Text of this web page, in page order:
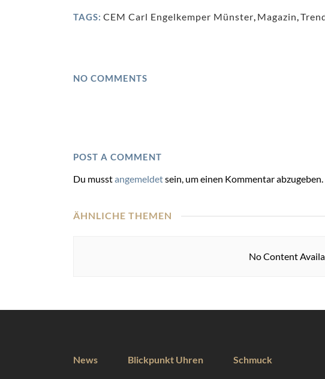
TAGS: CEM Carl Engelkemper Münster, Magazin,
NO COMMENTS
POST A COMMENT
Du musstangemeldetsein, um einen Kommentar abzugeben.
ÄHNLICHE THEMEN
No Content
News Blickpunkt Uhren Schmuck